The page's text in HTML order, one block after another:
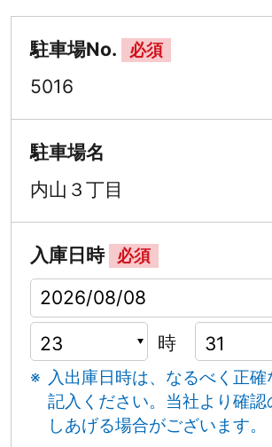
駐車場No. 必須
5016
駐車場名
内山３丁目
入庫日時 必須
時
入出庫日時は、なるべく正
記入ください。 当社より確認
しあげる場合がございます。